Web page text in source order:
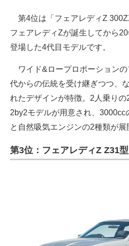
第4位は「フェアレディZ
フェアレディZが誕生してから
登場した4代目モデルです。
ワイド&ロープロポーションの
代からの伝統を受け継ぎつつ、
れたデザインが特徴。2人乗り
2by2モデルが用意され、3000cc
と自然吸気エンジンの2種類が展
第3位：フェアレディZ Z31型